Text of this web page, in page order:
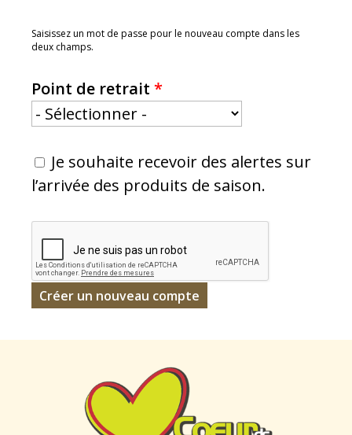
Saisissez un mot de passe pour le nouveau compte dans les
deux champs.
Point de retrait *
Je souhaite recevoir des alertes sur
l’arrivée des produits de saison.